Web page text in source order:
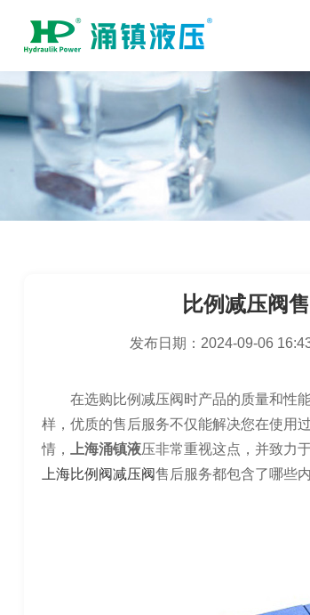
比例减压阀
发布日期： 2024-09-06
在选购比例减压阀时产品的质量和性
样，优质的售后服务不仅能解决您在使用
情，
上海涌镇液压非常重视这点，并致力
上海比例阀减压阀售后服务都包含了哪些内